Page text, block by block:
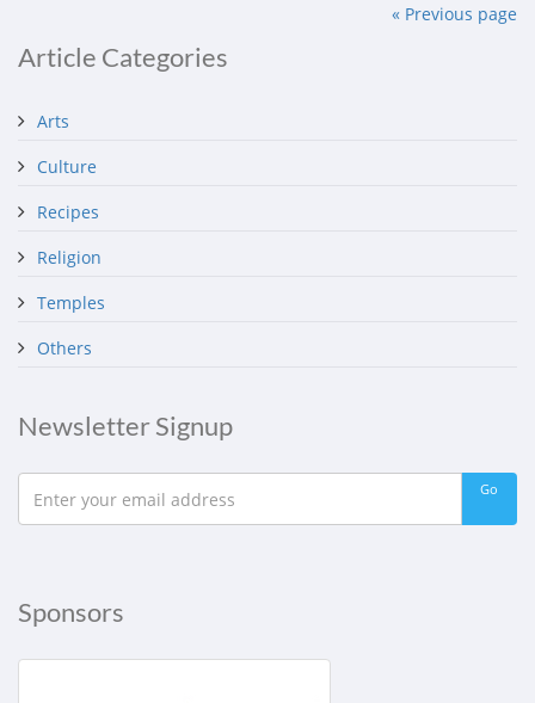
« Previous page
Article Categories
Arts
Culture
Recipes
Religion
Temples
Others
Newsletter Signup
Go
Sponsors